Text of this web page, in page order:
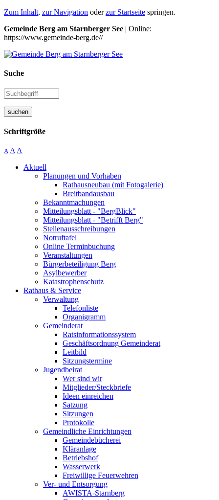
Zum Inhalt, zur Navigation oderzur Startseite springen.
Gemeinde Berg am Starnberger See | Online:
https://www.gemeinde-berg.de//
Suche
suchen
Schriftgröße
A A A
Aktuell
Planungen und Vorhaben
Rathausneubau (mit Fotogalerie)
Breitbandausbau
Bekanntmachungen
Mitteilungsblatt - "BergBlick"
Mitteilungsblatt - "Betrifft Berg"
Stellenausschreibungen
Notruftafel
Online Terminbuchung
Veranstaltungen
Bürgerbeteiligung Berg
Asylbewerber
Katastrophenschutz
Rathaus & Service
Verwaltung
Telefonliste
Organigramm
Gemeinderat
Ratsinformationssystem
Geschäftsordnung Gemeinderat
Leitbild
Sitzungstermine
Jugendbeirat
Wer sind wir
Mitglieder/Steckbriefe
Ideen einreichen
Satzung
Sitzungen
Protokolle
Gemeindliche Einrichtungen
Gemeindebücherei
Kläranlage
Betriebshof
Wasserwerk
Freiwillige Feuerwehren
Ver- und Entsorgung
AWISTA-Starnberg